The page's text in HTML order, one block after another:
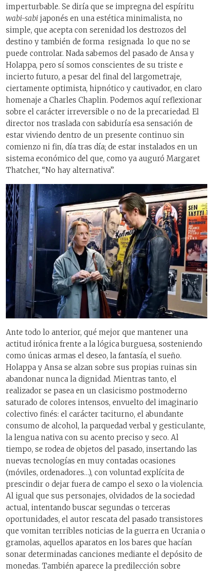
imperturbable. Se diría que se impregna del espíritu
wabi-sabi japonés en una estética minimalista, no
simple, que acepta con serenidad los destrozos del
destino y también de forma resignada lo que no se
puede controlar. Nada sabemos del pasado de Ansa y
Holappa, pero sí somos conscientes de su triste e
incierto futuro, a pesar del final del largometraje,
ciertamente optimista, hipnótico y cautivador, en claro
homenaje a Charles Chaplin. Podemos aquí reflexionar
sobre el carácter irreversible o no de la precariedad. El
director nos traslada con sabiduría esa sensación de
estar viviendo dentro de un presente continuo sin
comienzo ni fin, día tras día; de estar instalados en un
sistema económico del que, como ya auguró Margaret
Thatcher, “No hay alternativa”.
Ante todo lo anterior, qué mejor que mantener una
actitud irónica frente a la lógica burguesa, sosteniendo
como únicas armas el deseo, la fantasía, el sueño.
Holappa y Ansa se alzan sobre sus propias ruinas sin
abandonar nunca la dignidad. Mientras tanto, el
realizador se pasea en un clasicismo postmoderno
saturado de colores intensos, envuelto del imaginario
colectivo finés: el carácter taciturno, el abundante
consumo de alcohol, la parquedad verbal y gesticulante,
la lengua nativa con su acento preciso y seco. Al
tiempo, se rodea de objetos del pasado, insertando las
nuevas tecnologías en muy contadas ocasiones
(móviles, ordenadores…), con voluntad explícita de
prescindir o dejar fuera de campo el sexo o la violencia.
Al igual que sus personajes, olvidados de la sociedad
actual, intentando buscar segundas o terceras
oportunidades, el autor rescata del pasado transistores
que vomitan terribles noticias de la guerra en Ucrania o
gramolas, aquellos aparatos en los bares que hacían
sonar determinadas canciones mediante el depósito de
monedas. También aparece la predilección sobre